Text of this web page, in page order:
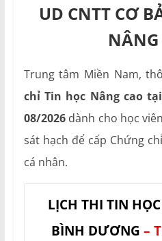
UD CNTT CƠ
NÂNG
Trung tâm Miền Nam,
chỉ Tin học Nâng cao
08/2026dành cho học
sát hạch để cấp Chứng
cá nhân.
LỊCH THI TIN
BÌNH DƯƠNG –